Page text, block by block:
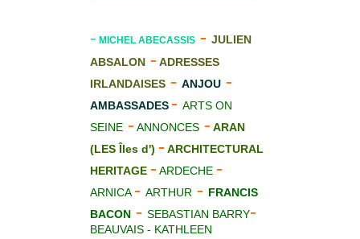
- MICHEL ABECASSIS - JULIEN
ABSALON -ADRESSES
IRLANDAISES - ANJOU -
AMBASSADES- ARTS ON
SEINE -ANNONCES -ARAN
(LES Îles d') -ARCHITECTURAL
HERITAGE -ARDECHE -
ARNICA- ARTHUR - FRANCIS
BACON - SEBASTIAN BARRY-
BEAUVAIS - KATHLEEN